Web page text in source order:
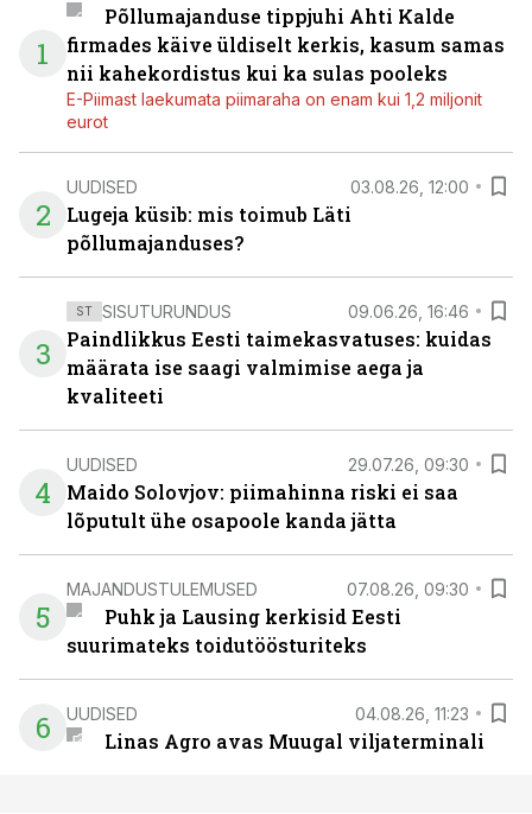
1
Põllumajanduse tippjuhi Ahti Kalde
firmades käive üldiselt kerkis, kasum samas
nii kahekordistus kui ka sulas pooleks
E-Piimast laekumata piimaraha on enam kui 1,2 miljonit
eurot
2
UUDISED 03.08.26, 12:00
Lugeja küsib: mis toimub Läti
põllumajanduses?
3
ST SISUTURUNDUS 09.06.26, 16:46
Paindlikkus Eesti taimekasvatuses: kuidas
määrata ise saagi valmimise aega ja
kvaliteeti
4
UUDISED 29.07.26, 09:30
Maido Solovjov: piimahinna riski ei saa
lõputult ühe osapoole kanda jätta
5
MAJANDUSTULEMUSED 07.08.26, 09:30
Puhk ja Lausing kerkisid Eesti
suurimateks toidutöösturiteks
6 UUDISED 04.08.26, 11:23
Linas Agro avas Muugal viljaterminali